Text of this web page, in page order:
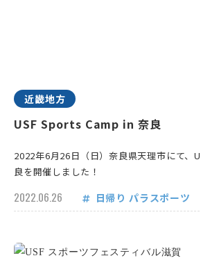
近畿地方
USF Sports Camp in 奈良
2022年6月26日（日）奈良県天理市にて、
良を開催しました！
2022.06.26 日帰り パラスポーツ